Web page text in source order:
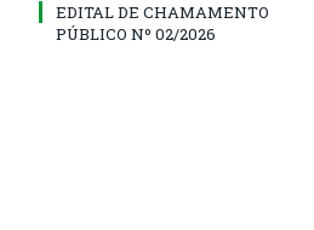
EDITAL DE CHAMAMENTO
PÚBLICO Nº 02/2026